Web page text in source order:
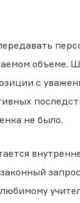
объеме.
с
не было.